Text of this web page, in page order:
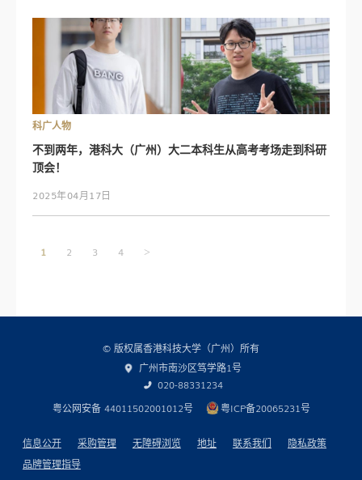
科广人物
不到两年，港科大（广州）大二本科生从高考考场走到科研
顶会！
2025年04月17日
文
章
1 2 3 4 >
© 版权属香港科技大学（广州）所有
广州市南沙区笃学路1号
020-88331234
粤公网安备 44011502001012号
粤ICP备20065231号
信息公开 采购管理 无障碍浏览 地址 联系我们
隐私政策
品牌管理指导